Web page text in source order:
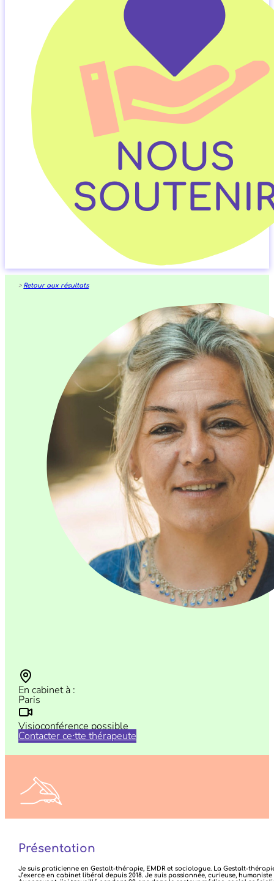
> Retour aux résultats
En cabinet à :
Paris
Visioconférence possible
Contacter ce⸱tte thérapeute
Présentation
Je suis praticienne en Gestalt-thérapie, EMDR et sociologue. La Gestalt-
J’exerce en cabinet libéral depuis 2018. Je suis passionnée, curieuse,